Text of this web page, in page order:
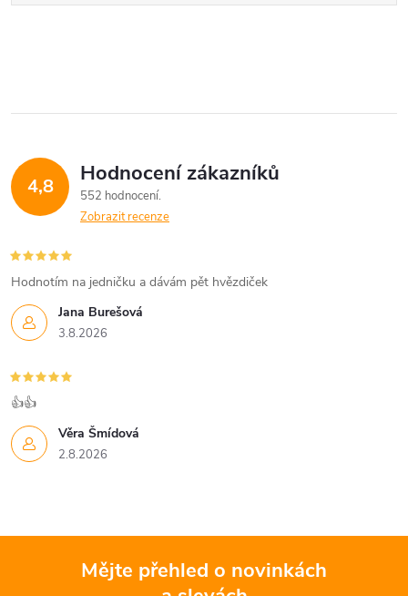
4,8 Hodnocení zákazníků
552 hodnocení
Zobrazit recenze
Jana Burešová
3.8.2026
Hodnotím na jedničku a dávám pět hvězdiček
Věra Šmídová
2.8.2026
👍👍
Mějte přehled o novinkách